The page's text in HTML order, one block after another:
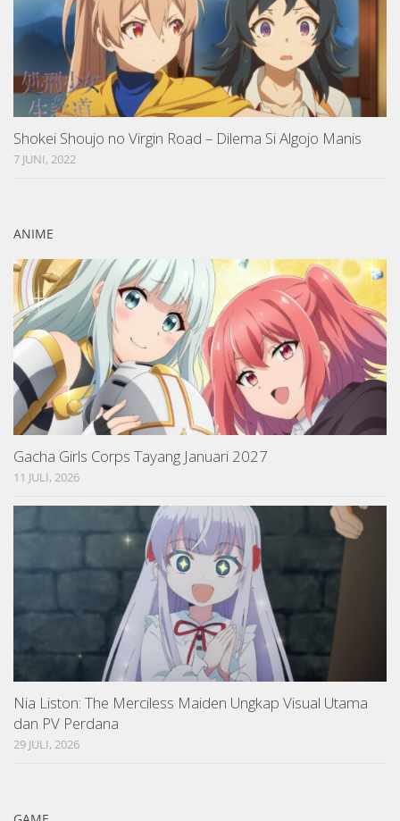
Shokei Shoujo no Virgin Road – Dilema Si Algojo Manis
7 JUNI, 2022
ANIME
Gacha Girls Corps Tayang Januari 2027
11 JULI, 2026
Nia Liston: The Merciless Maiden Ungkap Visual Utama
dan PV Perdana
29 JULI, 2026